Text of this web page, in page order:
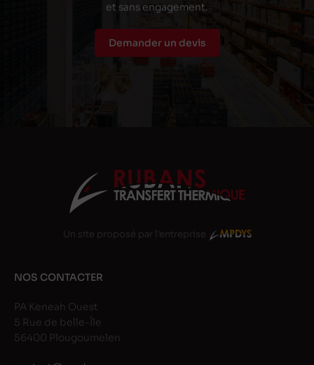
et sans engagement.
Demander un devis
Un site proposé par l'entreprise
NOS CONTACTER
PA Keneah Ouest
5 Rue de belle-Île
56400 Plougoumelen